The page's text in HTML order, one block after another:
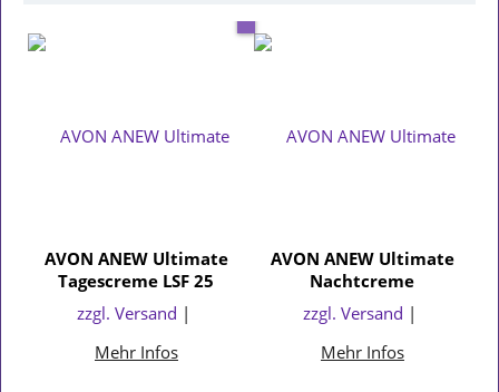
AVON ANEW Ultimate
Tagescreme LSF 25
zzgl. Versand
Mehr Infos
AVON ANEW Ultimate
Nachtcreme
zzgl. Versand
Mehr Infos